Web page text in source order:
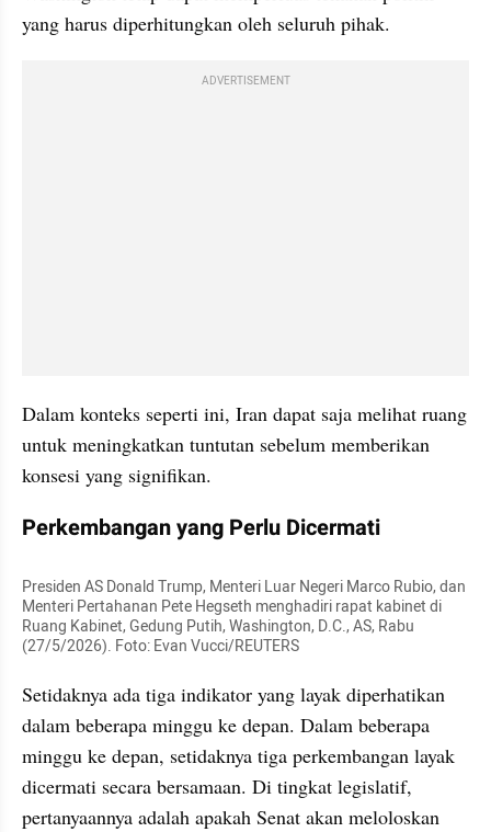
yang harus diperhitungkan oleh seluruh pihak.
ADVERTISEMENT
Dalam konteks seperti ini, Iran dapat saja melihat ruang
untuk meningkatkan tuntutan sebelum memberikan
konsesi yang signifikan.
Perkembangan yang Perlu Dicermati
Presiden AS Donald Trump, Menteri Luar Negeri Marco Rubio, dan
Menteri Pertahanan Pete Hegseth menghadiri rapat kabinet di
Ruang Kabinet, Gedung Putih, Washington, D.C., AS, Rabu
(27/5/2026). Foto: Evan Vucci/REUTERS
Setidaknya ada tiga indikator yang layak diperhatikan
dalam beberapa minggu ke depan. Dalam beberapa
minggu ke depan, setidaknya tiga perkembangan layak
dicermati secara bersamaan. Di tingkat legislatif,
pertanyaannya adalah apakah Senat akan meloloskan